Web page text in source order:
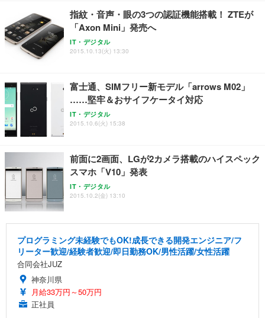
務用 おしゃれ パソコンチェア (ホワイト)
ANDWINT オフィスチェア デスクチェア 肘なし メ
ッシュ 通気性 ランバーサポート付き 腰サポート ガ
ス圧無段階昇降 360度回転 キャスター付き コンパク
【MiniLED/24.5inch/280Hz/FHD】GRAPHT THE S
HOOTER Gaming Monitor 24” Essential ゲーミン
グモニター QD 24.5インチ 1ms FHD 量子ドット 残
アイリスオーヤマ ペットシーツ 超厚型 お徳用 レギ
ュラー 200枚入【Amazon.co.jp限定】
指紋・音声・眼の3つの認証機能搭載！ ZTEが
「Axon Mini」発売へ
IT・デジタル
2015.10.13(火) 13:30
富士通、SIMフリー新モデル「arrows M02」
……堅牢＆おサイフケータイ対応
IT・デジタル
2015.10.6(火) 15:38
前面に2画面、LGが2カメラ搭載のハイスペック
スマホ「V10」発表
IT・デジタル
2015.10.2(金) 13:10
プログラミング未経験でもOK!成長できる開発エンジニア/フ
リーター歓迎/経験者歓迎/即日勤務OK/男性活躍/女性活躍
合同会社JUZ
神奈川県
月給33万円～50万円
正社員